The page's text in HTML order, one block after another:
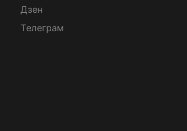
Дзен
Телеграм